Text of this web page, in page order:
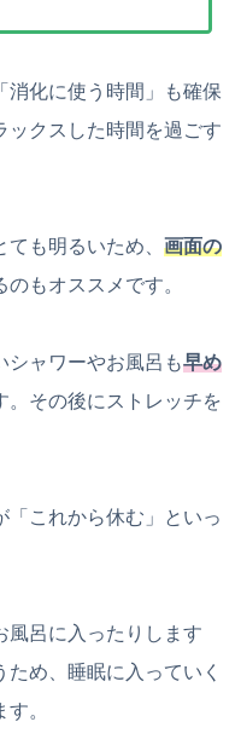
消化に使う時間」も確保
ックスした時間を過ごす
も明るいため、 画面の
もオススメです。
シャワーやお風呂も早め
。その後にストレッチを
「これから休む」といっ
風呂に入ったりします
め、睡眠に入っていく
。